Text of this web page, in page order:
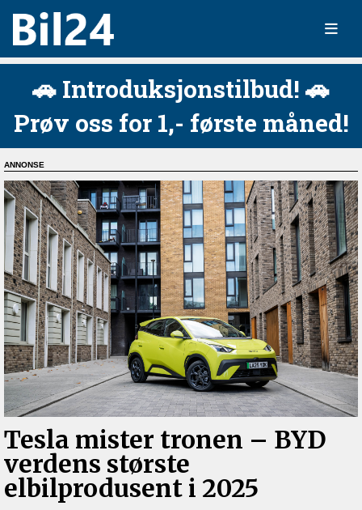
🚗 Introduksjonstilbud! 🚗
Prøv oss for 1,- første måned!
Tesla mister tronen –⁠ BYD
verdens største
elbilprodusent i 2025